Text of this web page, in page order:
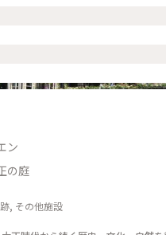
ン
の庭
, その他施設